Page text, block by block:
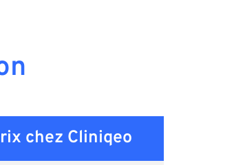
chez Cliniqeo